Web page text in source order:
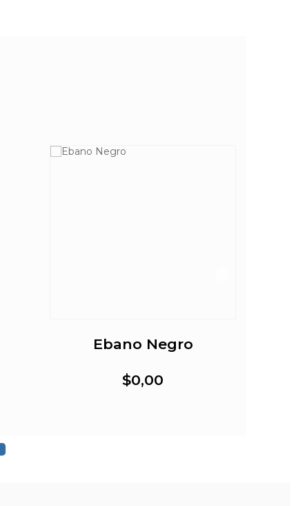
Ebano Negro
$0,00